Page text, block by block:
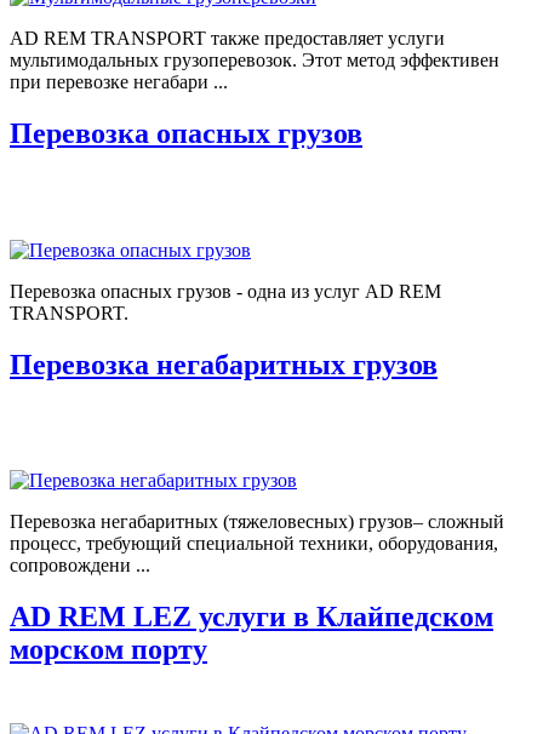
AD REM TRANSPORT также предоставляет услуги
мультимодальных грузоперевозок. Этот метод эффективен
при перевозке негабари ...
Перевозка опасных грузов
Перевозка опасных грузов - одна из услуг AD REM
TRANSPORT.
Перевозка негабаритных грузов
Перевозка негабаритных (тяжеловесных) грузов– сложный
процесс, требующий специальной техники, оборудования,
сопровождени ...
AD REM LEZ услуги в Клайпедском
морском порту